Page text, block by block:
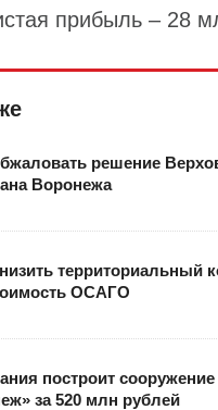
прибыль – 28
решение
Воронежа
территориальный
ОСАГО
построит
за 520 млн рублей